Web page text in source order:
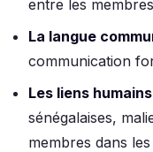
entre les membres
La langue
communication
Les liens humains
sénégalaises,
membres dans